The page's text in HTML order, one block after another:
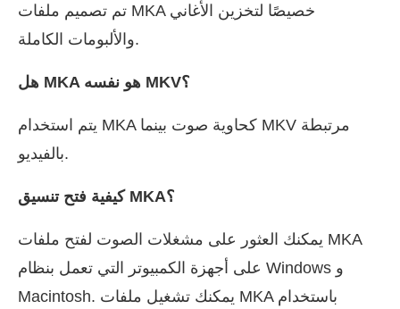
تم تصميم ملفات MKA خصيصًا لتخزين الأغاني
والألبومات الكاملة.
هل MKA هو نفسه MKV؟
يتم استخدام MKA كحاوية صوت بينما MKV مرتبطة
بالفيديو.
كيفية فتح تنسيق MKA؟
يمكنك العثور على مشغلات الصوت لفتح ملفات MKA
على أجهزة الكمبيوتر التي تعمل بنظام Windows و
Macintosh. يمكنك تشغيل ملفات MKA باستخدام